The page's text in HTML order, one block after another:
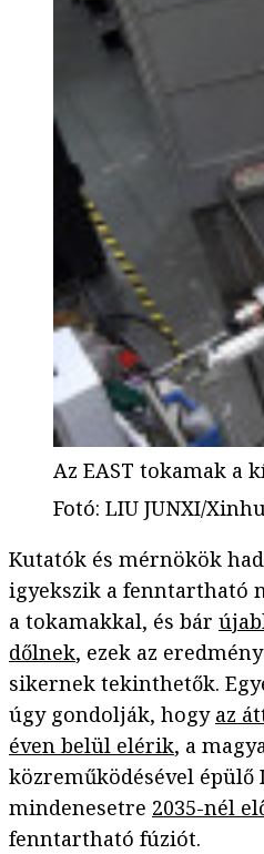
Az EAST tokamak a
Fotó: LIU JUNXI/
Kutatók és mérnökök
igyekszik a fenntartható
a tokamakkal, és bár
dőlnek, ezek az
sikernek tekinthetők.
úgy gondolják, hogy az
éven belül elérik, a
közreműködésével épülő
mindenesetre 2035-nél
fenntartható fúziót.